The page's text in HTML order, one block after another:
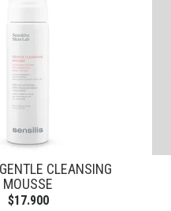
CLEANSING
MOUSSE
$17.900